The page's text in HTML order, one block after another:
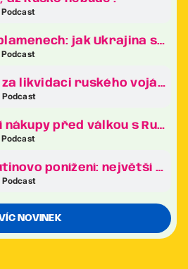
Krym v plamenech: jak Ukrajina sráží Putinův klenot na kolena
7 000 Kč za likvidaci ruského vojáka. Revoluce v ukrajinské armádě je tady!
Podcast
Poslední nákupy před válkou s Ruskem. Co frčelo nejvíc na největším veletrhu zbraní v Evropě?
Velké Putinovo ponížení: největší bizarnosti ekonomického fóra v Petrohradě
Podcast
NOVINEK